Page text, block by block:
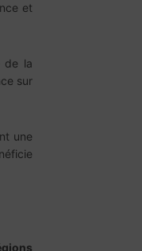
et
de la
sur
une